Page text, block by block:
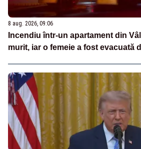
8 aug. 2026, 09:06
Incendiu într-un apartament din
murit, iar o femeie a fost evacuată